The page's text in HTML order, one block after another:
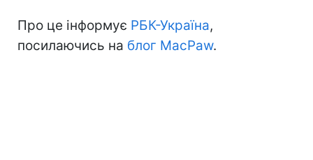
Про це інформує РБК-Україна,
посилаючись на блог MacPaw.